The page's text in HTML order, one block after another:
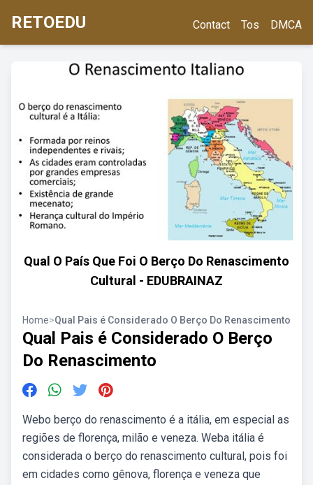
RETOEDU Contact Tos DMCA
Qual O País Que Foi O Berço Do Renascimento
Cultural - EDUBRAINAZ
Home>Qual Pais é Considerado O Berço Do Renascimento
Qual Pais é Considerado O Berço
Do Renascimento
Webo berço do renascimento é a itália, em especial as
regiões de florença, milão e veneza. Weba itália é
considerada o berço do renascimento cultural, pois foi
em cidades como gênova, florença e veneza que